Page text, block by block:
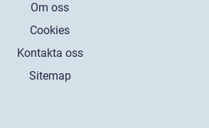
Om oss
Cookies
Kontakta oss
Sitemap